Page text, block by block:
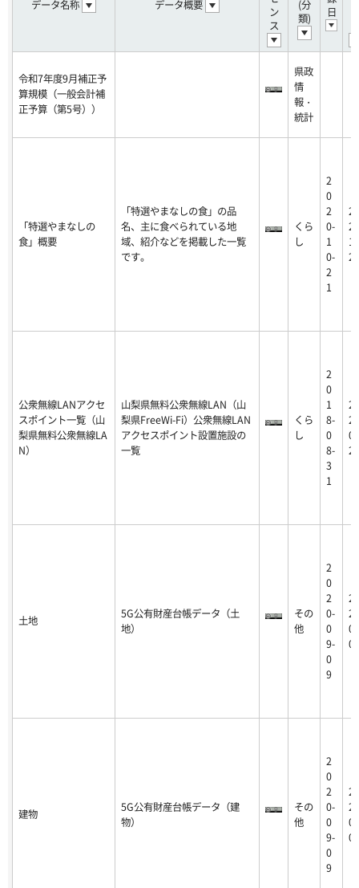
データ名称 データ概要
ン
ス
(分
類)
日
令和7年度9月補正予
算規模（一般会計補
正予算（第5号））
県政
情
報・
統計
「特選やまなしの
食」概要
「特選やまなしの食」の品
名、主に食べられている地
域、紹介などを掲載した一覧
です。
くら
し
2
0
2
0-
1
0-
2
1
20
21
公衆無線LANアクセ
スポイント一覧（山
梨県無料公衆無線LA
N）
山梨県無料公衆無線LAN（山
梨県FreeWi-Fi）公衆無線LAN
アクセスポイント設置施設の
一覧
くら
し
2
0
1
8-
0
8-
3
1
20
28
土地
5G公有財産台帳データ（土
地）
その
他
2
0
2
0-
0
9-
0
9
20
09
建物
5G公有財産台帳データ（建
物）
その
他
2
0
2
0-
0
9-
0
9
20
09